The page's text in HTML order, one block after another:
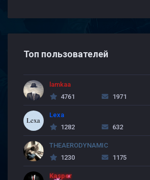
Топ пользователей
lamkaa
4761
1971
Lexa
1282
632
THEAERODYNAMIC
1230
1175
Kasper